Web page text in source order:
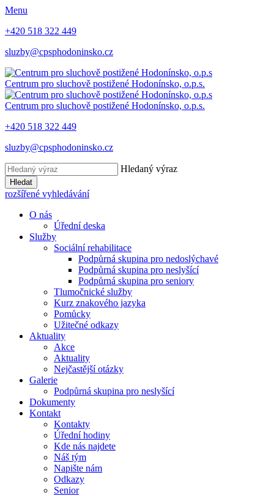
Menu
+420 518 322 449
sluzby@cpsphodoninsko.cz
Centrum pro sluchově postižené Hodonínsko, o.p.s.
Centrum pro sluchově postižené Hodonínsko, o.p.s.
+420 518 322 449
sluzby@cpsphodoninsko.cz
Hledaný výraz
Hledat
rozšířené vyhledávání
O nás
Úřední deska
Služby
Sociální rehabilitace
Podpůrná skupina pro nedoslýchavé
Podpůrná skupina pro neslyšící
Podpůrná skupina pro seniory
Tlumočnické služby
Kurz znakového jazyka
Pomůcky
Užitečné odkazy
Aktuality
Akce
Aktuality
Nejčastější otázky
Galerie
Podpůrná skupina pro neslyšící
Dokumenty
Kontakt
Kontakty
Úřední hodiny
Kde nás najdete
Náš tým
Napište nám
Odkazy
Senior